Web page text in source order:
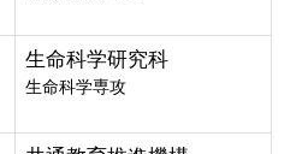
生命科学研究科
生命科学専攻